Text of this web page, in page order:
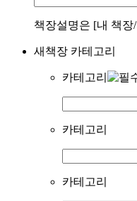
책장설명은 [내 책
새책장 카테고리
카테고리
카테고리
카테고리